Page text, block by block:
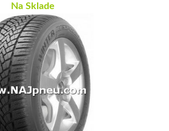
Na Sklade